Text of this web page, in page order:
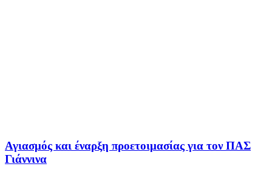
Αγιασμός και έναρξη προετοιμασίας για τον ΠΑΣ
Γιάννινα